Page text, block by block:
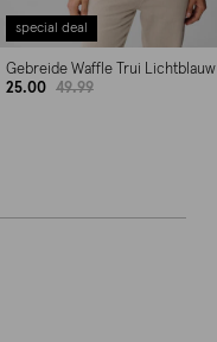
special deal
Gebreide Waffle Trui Lichtblauw
25.00
49.99